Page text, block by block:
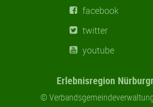
Erlebnisregion
©
facebook
twitter
youtube